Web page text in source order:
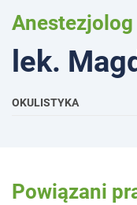
Anestezjolog
lek.
OKULISTYKA
Powiązani